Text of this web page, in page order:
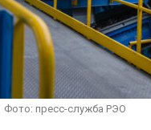
Фото: пресс-служба РЭО
площадок
2026
Панамский
ограничивает
судов из-за
пресной воды